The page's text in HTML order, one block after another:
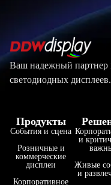
Ваш надежный партнер
светодиодных дисплеев.
Продукты
События и сцена
Розничные и
коммерческие
дисплеи
Корпоративное
и
Живые
и